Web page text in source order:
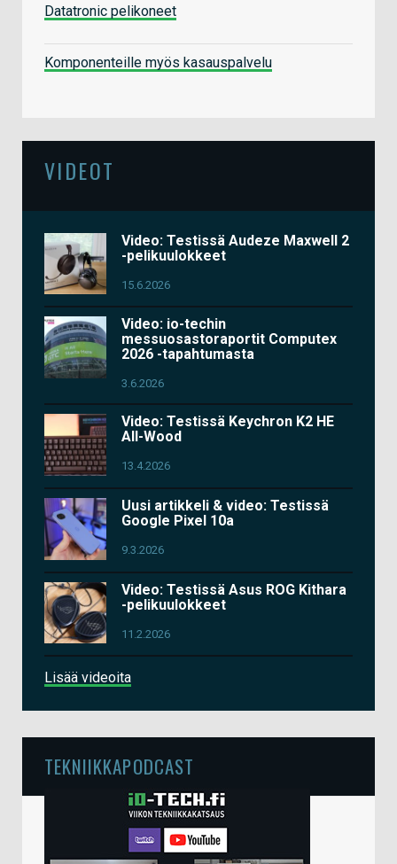
Datatronic pelikoneet
Komponenteille myös kasauspalvelu
VIDEOT
Video: Testissä Audeze Maxwell 2
-pelikuulokkeet
15.6.2026
Video: io-techin
messuosastoraportit Computex
2026 -tapahtumasta
3.6.2026
Video: Testissä Keychron K2 HE
All-Wood
13.4.2026
Uusi artikkeli & video: Testissä
Google Pixel 10a
9.3.2026
Video: Testissä Asus ROG Kithara
-pelikuulokkeet
11.2.2026
Lisää videoita
TEKNIIKKAPODCAST